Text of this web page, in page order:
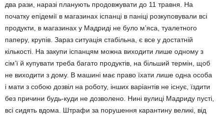
два рази, наразі планують продовжувати до 11 травня. На
початку епідемії в магази­нах іспанці в паніці розкуповували всі
про­дукти, в магазинах у Мадриді не було м’яса, туалетного
паперу, крупів. Зараз ситуація стабільна, є все у достатній
кількості. На закупи іспанцям можна виходити лише одному з
сім’ї й купувати треба багато про­дуктів, на більший термін, щоб
не виходити з дому. В машині має право їхати лише одна особа
і мати з собою дозвіл на роботу, інших варіантів не існує, їздити
без причини будь-куди не дозволено. Нині вулиці Мадриду пусті,
всі сидять вдома. Штрафи за порушен­ня карантину великі, від